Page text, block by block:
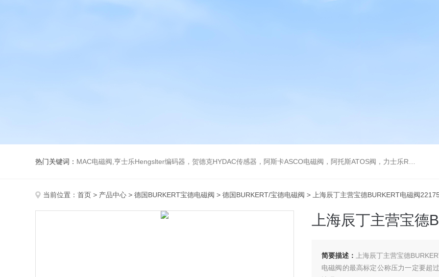
热门关键词： MAC电磁阀,亨士乐Hengslter编码器，贺德克HYDAC传感器，阿斯卡ASCO电磁阀，阿托斯ATOS阀，力士乐Rexroth泵，爱普EPRO传感器，穆格MOOG伺服阀，宝德BURKERT电磁阀，倍加福P F传感器
当前位置： 首页 > 产品中心 > 德国BURKERT宝德电磁阀 > 德国BURKERT/宝德电磁阀 > 上海辰丁主营宝德BURKERT电磁阀
上海辰丁主营宝
简要描述：
上海辰丁主营宝德
电磁阀的最高标定公称压力一定要超